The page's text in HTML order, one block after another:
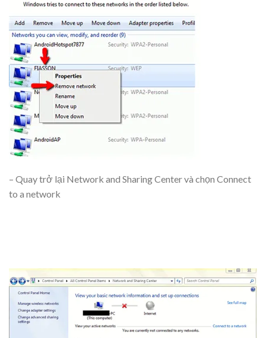
– Quay trở lại Network and Sharing Center và chọn Connect
to a network